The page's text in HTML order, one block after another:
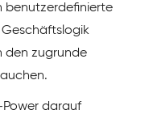
benutzerdefinierte
den zugrunde
darauf